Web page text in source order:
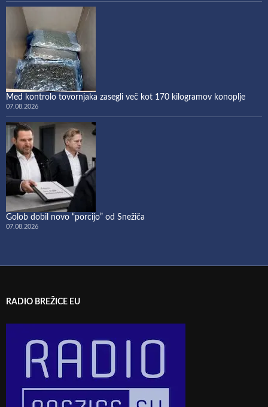
Med kontrolo tovornjaka zasegli več kot 170 kilogramov konoplje
07.08.2026
Golob dobil novo “porcijo” od Snežiča
07.08.2026
RADIO BREŽICE EU